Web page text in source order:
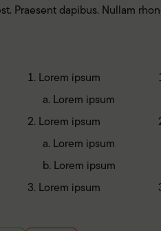
Praesent dapibus. Nullam
Lorem ipsum
Lorem ipsum
Lorem ipsum
Lorem ipsum
Lorem ipsum
Lorem ipsum